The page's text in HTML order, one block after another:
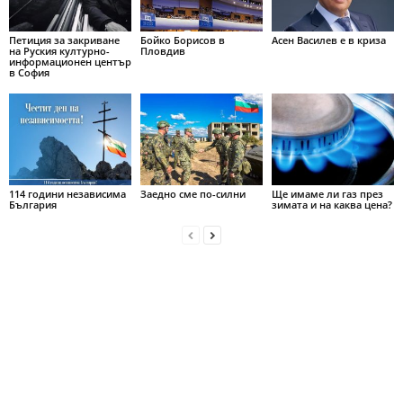
Петиция за закриване
на Руския културно-
информационен център
в София
Бойко Борисов в
Пловдив
Асен Василев е в криза
114 години независима
България
Заедно сме по-силни
Ще имаме ли газ през
зимата и на каква цена?